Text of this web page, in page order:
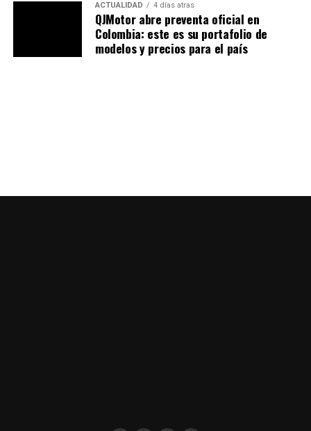
ACTUALIDAD 4 días atras
QJMotor abre preventa oficial en
Colombia: este es su portafolio de
modelos y precios para el país